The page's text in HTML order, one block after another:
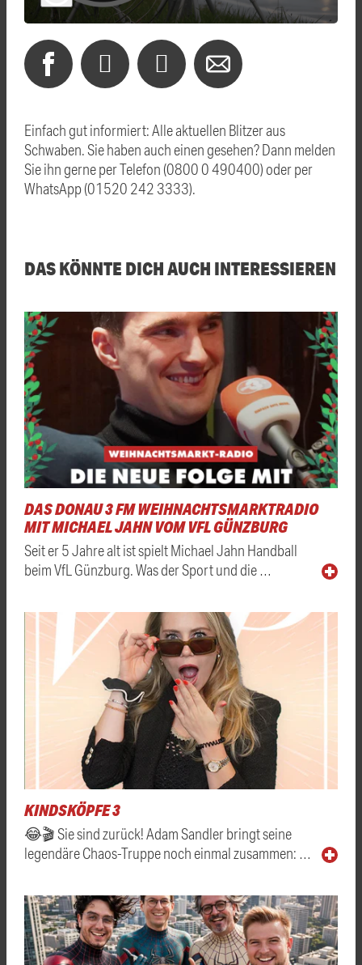
Einfach gut informiert: Alle aktuellen Blitzer aus
Schwaben. Sie haben auch einen gesehen? Dann melden
Sie ihn gerne per Telefon (0800 0 490400) oder per
WhatsApp (01520 242 3333).
DAS KÖNNTE DICH AUCH INTERESSIEREN
DAS DONAU 3 FM WEIHNACHTSMARKTRADIO
MIT MICHAEL JAHN VOM VFL GÜNZBURG
Seit er 5 Jahre alt ist spielt Michael Jahn Handball
beim VfL Günzburg. Was der Sport und die …
KINDSKÖPFE 3
😂🎬 Sie sind zurück! Adam Sandler bringt seine
legendäre Chaos-Truppe noch einmal zusammen: …